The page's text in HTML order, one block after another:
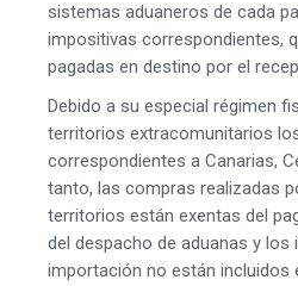
sistemas aduaneros de cada
impositivas correspondientes,
pagadas en destino por el
Debido a su especial régimen
territorios extracomunitarios
correspondientes a Canarias,
tanto, las compras realizadas
territorios están exentas del
del despacho de aduanas y los
importación no están incluidos